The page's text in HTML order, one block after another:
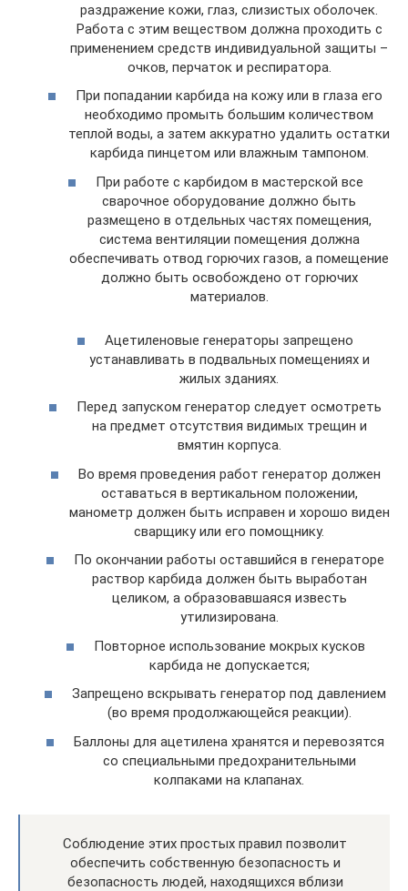
раздражение кожи, глаз, слизистых оболочек.
Работа с этим веществом должна проходить с
применением средств индивидуальной защиты –
очков, перчаток и респиратора.
При попадании карбида на кожу или в глаза его
необходимо промыть большим количеством
теплой воды, а затем аккуратно удалить остатки
карбида пинцетом или влажным тампоном.
При работе с карбидом в мастерской все
сварочное оборудование должно быть
размещено в отдельных частях помещения,
система вентиляции помещения должна
обеспечивать отвод горючих газов, а помещение
должно быть освобождено от горючих
материалов.
Ацетиленовые генераторы запрещено
устанавливать в подвальных помещениях и
жилых зданиях.
Перед запуском генератор следует осмотреть
на предмет отсутствия видимых трещин и
вмятин корпуса.
Во время проведения работ генератор должен
оставаться в вертикальном положении,
манометр должен быть исправен и хорошо виден
сварщику или его помощнику.
По окончании работы оставшийся в генераторе
раствор карбида должен быть выработан
целиком, а образовавшаяся известь
утилизирована.
Повторное использование мокрых кусков
карбида не допускается;
Запрещено вскрывать генератор под давлением
(во время продолжающейся реакции).
Баллоны для ацетилена хранятся и перевозятся
со специальными предохранительными
колпаками на клапанах.
Соблюдение этих простых правил позволит
обеспечить собственную безопасность и
безопасность людей, находящихся вблизи